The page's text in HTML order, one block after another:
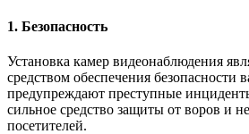
1. Безопасность
Установка камер видеонаблюдения
средством обеспечения безопасности
предупреждают преступные
сильное средство защиты от воров и
посетителей.